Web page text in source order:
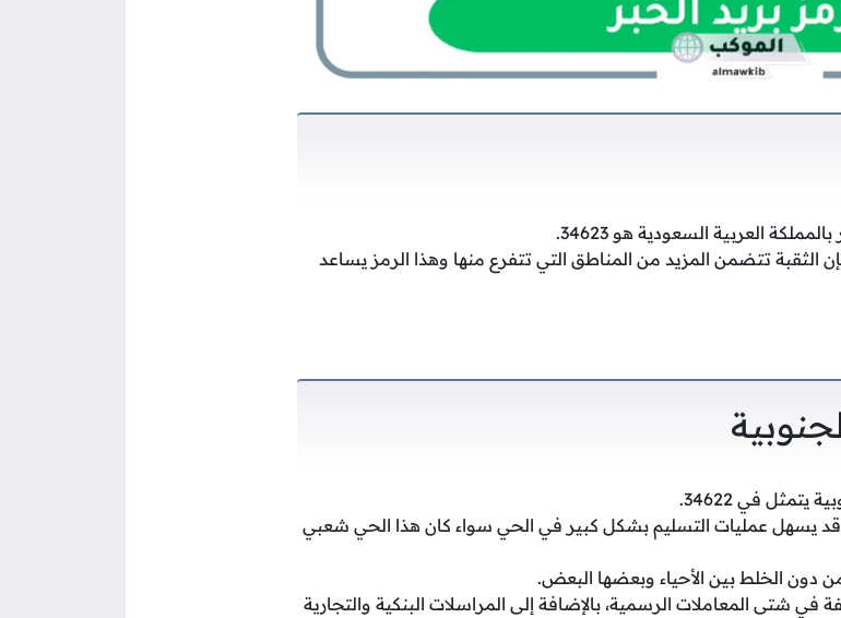
العربية السعودية هو 34623.
الثقبة تتضمن المزيد من المناطق التي تتفرع منها وهذا الرمز يساعد
في 34622.
قد يسهل عمليات التسليم بشكل كبير في الحي سواء كان هذا الحي شعبي
الخلط بين الأحياء وبعضها البعض.
شتى المعاملات الرسمية، بالإضافة إلى المراسلات البنكية والتجارية